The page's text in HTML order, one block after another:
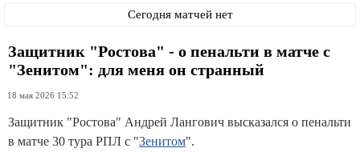
Сегодня матчей нет
Защитник "Ростова" - о пенальти в матче с
"Зенитом": для меня он странный
18 мая 2026 15:52
Защитник "Ростова" Андрей Лангович высказался о пенальти
в матче 30 тура РПЛ с "Зенитом".